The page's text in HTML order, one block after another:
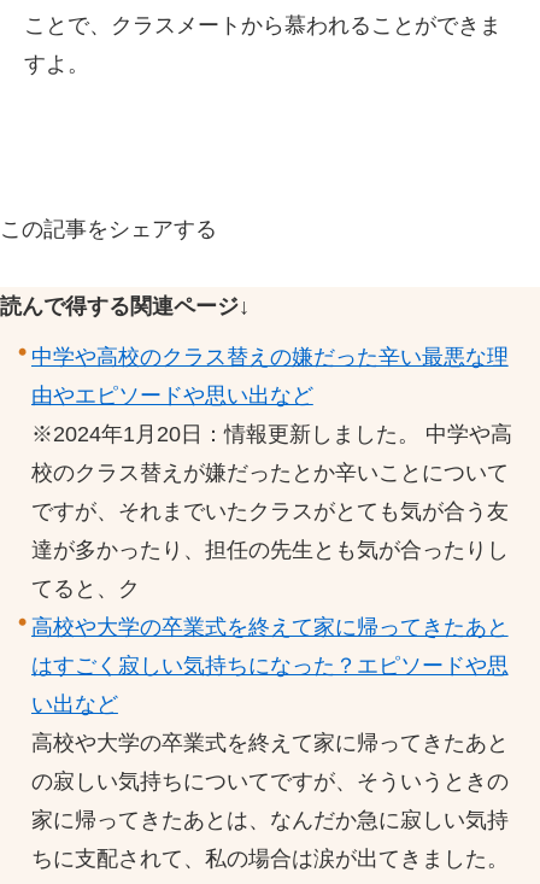
ことで、クラスメートから慕われることができま
すよ。
この記事をシェアする
読んで得する関連ページ↓
中学や高校のクラス替えの嫌だった辛い最悪な理
由やエピソードや思い出など
※2024年1月20日：情報更新しました。 中学や高
校のクラス替えが嫌だったとか辛いことについて
ですが、それまでいたクラスがとても気が合う友
達が多かったり、担任の先生とも気が合ったりし
てると、ク
高校や大学の卒業式を終えて家に帰ってきたあと
はすごく寂しい気持ちになった？エピソードや思
い出など
高校や大学の卒業式を終えて家に帰ってきたあと
の寂しい気持ちについてですが、そういうときの
家に帰ってきたあとは、なんだか急に寂しい気持
ちに支配されて、私の場合は涙が出てきました。